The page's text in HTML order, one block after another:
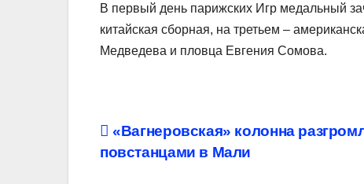
В первый день парижских Игр медальный
китайская сборная, на третьем –
Медведева и пловца Евгения Сомова.
Навигация
«Вагнеровская» колонна
повстанцами в Мали